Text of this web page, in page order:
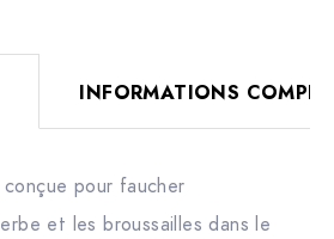
INFORMATIONS
pour faucher
et les broussailles dans le